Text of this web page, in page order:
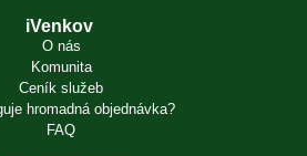
iVenkov
O nás
Komunita
Ceník služeb
hromadná objednávka?
FAQ